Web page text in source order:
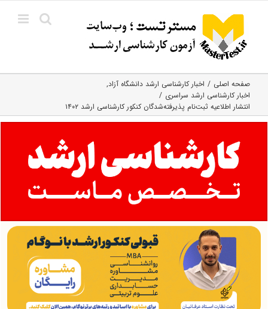
content
صفحه اصلی
اخبار کارشناسی ارشد دانشگاه آزاد
اخبار کارشناسی ارشد سراسری
انتشار اطلاعیه ثبت‌نام پذیرفته‌شدگان کنکور کارشناسی ارشد ۱۴۰۲